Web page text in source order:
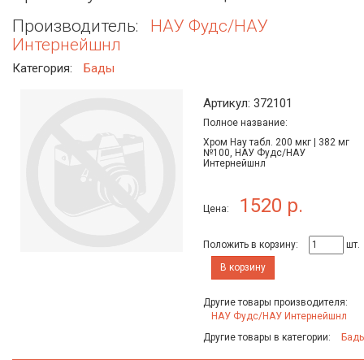
Производитель:
НАУ Фудс/НАУ
Интернейшнл
Категория: Бады
Артикул: 372101
Полное название:
Хром Нау табл. 200 мкг | 382 мг
№100, НАУ Фудс/НАУ
Интернейшнл
Цена: 1520 р.
Положить в корзину:
шт.
В корзину
Другие товары производителя:
НАУ Фудс/НАУ Интернейшнл
Другие товары в категории: